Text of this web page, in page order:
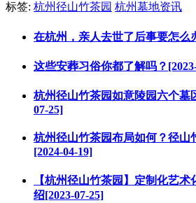
标签: 杭州径山竹茶园 杭州墓地资讯
在杭州，亲人去世了后事要怎么
这些安葬习俗你都了解吗？
杭州径山竹茶园如意陵园六个墓
07-25]
杭州径山竹茶园布局如何？径山
[2024-04-19]
【杭州径山竹茶园】定制化艺
绍[2023-07-25]